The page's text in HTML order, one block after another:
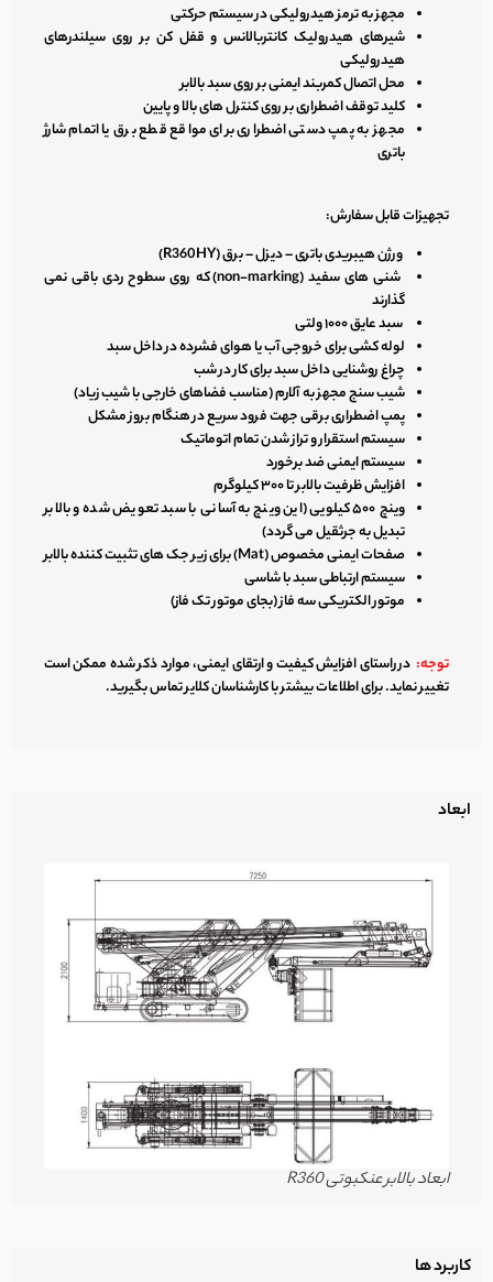
مجهز به ترمز هیدرولیکی در سیستم حرکتی
شیرهای هیدرولیک کانتربالانس و قفل کن بر روی سیلندرهای
هیدرولیکی
محل اتصال کمربند ایمنی بر روی سبد بالابر
کلید توقف اضطراری بر روی کنترل های بالا و پایین
مجهز به پمپ دستی اضطراری برای مواقع قطع برق یا اتمام شارژ
باتری
تجهیزات قابل سفارش:
ورژن هیبریدی باتری – دیزل – برق (R360HY)
شنی های سفید (non-marking) که روی سطوح ردی باقی نمی
گذارند
سبد عایق ۱۰۰۰ ولتی
لوله کشی برای خروجی آب یا هوای فشرده در داخل سبد
چراغ روشنایی داخل سبد برای کار در شب
شیب سنج مجهز به آلارم (مناسب فضاهای خارجی با شیب زیاد)
پمپ اضطراری برقی جهت فرود سریع در هنگام بروز مشکل
سیستم استقرار و تراز شدن تمام اتوماتیک
سیستم ایمنی ضد برخورد
افزایش ظرفیت بالابر تا ۳۰۰ کیلوگرم
وینچ ۵۰۰ کیلویی (این وینچ به آسانی با سبد تعویض شده و بالابر
تبدیل به جرثقیل می گردد)
صفحات ایمنی مخصوص (Mat) برای زیر جک های تثبیت کننده بالابر
سیستم ارتباطی سبد با شاسی
موتور الکتریکی سه فاز (بجای موتور تک فاز)
توجه: در راستای افزایش کیفیت و ارتقای ایمنی، موارد ذکر شده ممکن است
تغییر نماید. برای اطلاعات بیشتر با کارشناسان کلایر تماس بگیرید.
ابعاد
ابعاد بالابر عنکبوتی R360
کاربرد ها